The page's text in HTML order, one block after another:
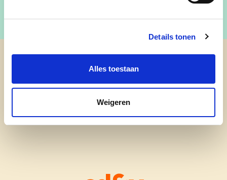
Details tonen
Alles toestaan
Weigeren
cd&v Oudsbergen